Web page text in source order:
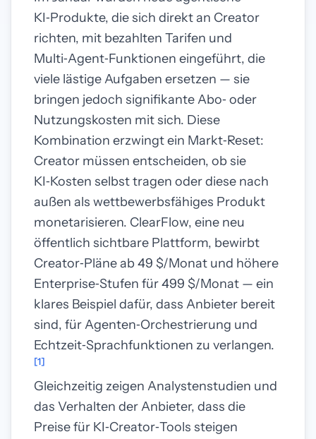
KI‑Produkte, die sich direkt an Creator
richten, mit bezahlten Tarifen und
Multi‑Agent‑Funktionen eingeführt, die
viele lästige Aufgaben ersetzen — sie
bringen jedoch signifikante Abo‑ oder
Nutzungskosten mit sich. Diese
Kombination erzwingt ein Markt‑Reset:
Creator müssen entscheiden, ob sie
KI‑Kosten selbst tragen oder diese nach
außen als wettbewerbsfähiges Produkt
monetarisieren. ClearFlow, eine neu
öffentlich sichtbare Plattform, bewirbt
Creator‑Pläne ab 49 $/Monat und höhere
Enterprise‑Stufen für 499 $/Monat — ein
klares Beispiel dafür, dass Anbieter bereit
sind, für Agenten‑Orchestrierung und
Echtzeit‑Sprachfunktionen zu verlangen.
[1]
Gleichzeitig zeigen Analystenstudien und
das Verhalten der Anbieter, dass die
Preise für KI‑Creator‑Tools steigen